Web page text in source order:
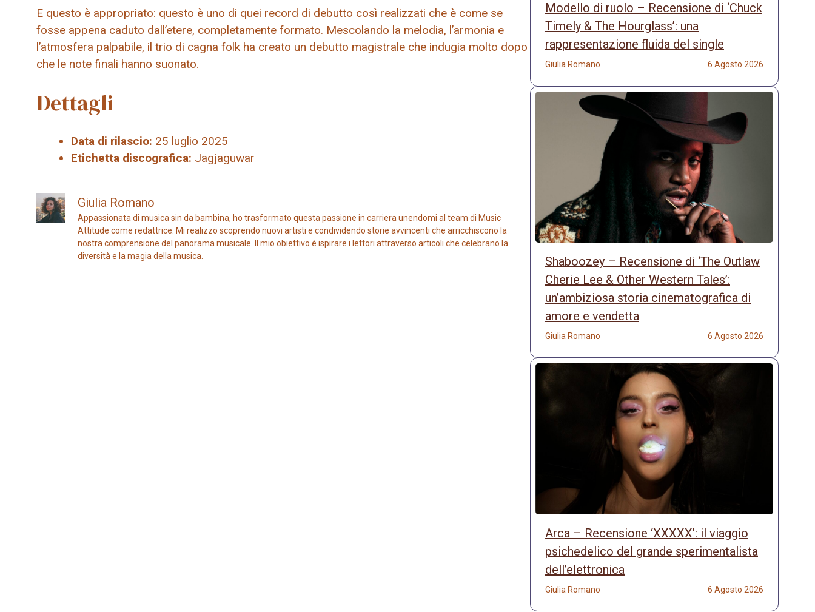
E questo è appropriato: questo è uno di quei record di debutto così realizzati che è come se
fosse appena caduto dall’etere, completamente formato. Mescolando la melodia, l’armonia e
l’atmosfera palpabile, il trio di cagna folk ha creato un debutto magistrale che indugia molto dopo
che le note finali hanno suonato.
Dettagli
Data di rilascio: 25 luglio 2025
Etichetta discografica: Jagjaguwar
Giulia Romano
Appassionata di musica sin da bambina, ho trasformato questa passione in carriera unendomi al team di Music
Attitude come redattrice. Mi realizzo scoprendo nuovi artisti e condividendo storie avvincenti che arricchiscono la
nostra comprensione del panorama musicale. Il mio obiettivo è ispirare i lettori attraverso articoli che celebrano la
diversità e la magia della musica.
Modello di ruolo – Recensione di ‘Chuck
Timely & The Hourglass’: una
rappresentazione fluida del single
Giulia Romano 6 Agosto 2026
Shaboozey – Recensione di ‘The Outlaw
Cherie Lee & Other Western Tales’:
un’ambiziosa storia cinematografica di
amore e vendetta
Giulia Romano 6 Agosto 2026
Arca – Recensione ‘XXXXX’: il viaggio
psichedelico del grande sperimentalista
dell’elettronica
Giulia Romano 6 Agosto 2026